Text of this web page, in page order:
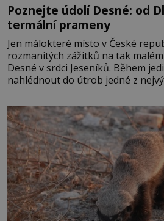
Poznejte údolí Desné: od
termální prameny
Jen málokteré místo v České
rozmanitých zážitků na tak
Desné v srdci Jeseníků. Během
nahlédnout do útrob jedné z
se na koloběžce a den zakončit
Velkých Losinách nebo v